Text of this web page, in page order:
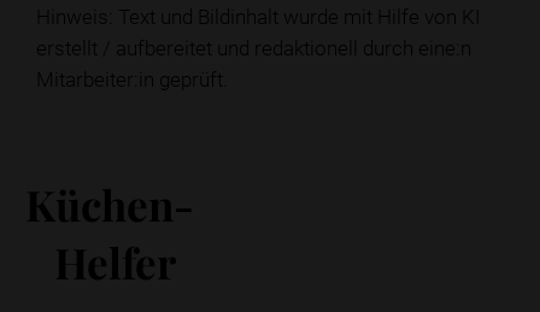
Hinweis: Text und Bildinhalt wurde mit Hilfe von KI
erstellt / aufbereitet und redaktionell durch eine:n
Mitarbeiter:in geprüft.
Küchen-
Helfer